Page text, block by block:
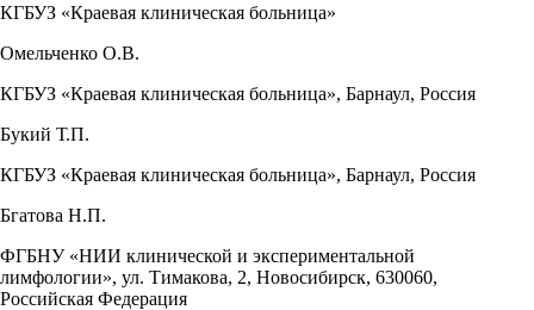
КГБУЗ «Краевая клиническая больница»
Омельченко О.В.
КГБУЗ «Краевая клиническая больница», Барнаул, Россия
Букий Т.П.
КГБУЗ «Краевая клиническая больница», Барнаул, Россия
Бгатова Н.П.
ФГБНУ «НИИ клинической и экспериментальной
лимфологии», ул. Тимакова, 2, Новосибирск, 630060,
Российская Федерация